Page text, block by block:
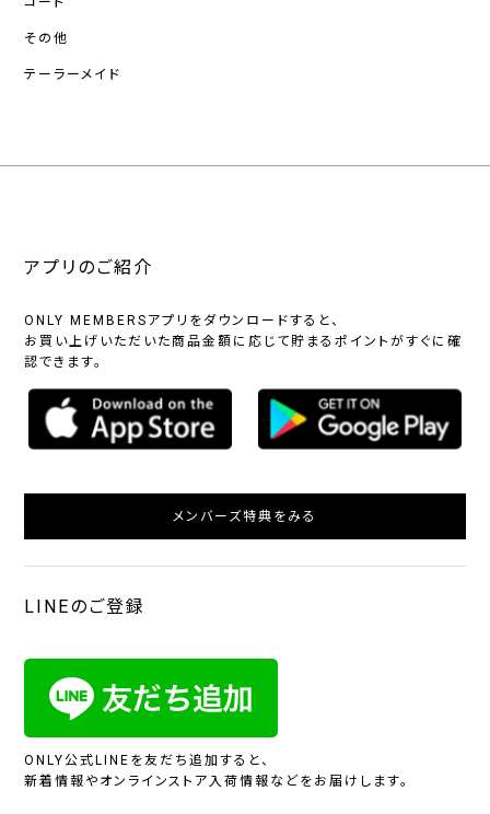
その他
テーラーメイド
アプリのご紹介
ONLY MEMBERSアプリをダウンロードすると、
お買い上げいただいた商品金額に応じて貯まるポイントがすぐに確
認できます。
メンバーズ特典をみる
LINEのご登録
ONLY公式LINEを友だち追加すると、
新着情報やオンラインストア入荷情報などをお届けします。